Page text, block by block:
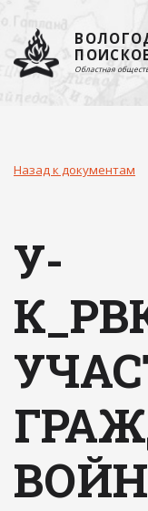
Областная
Назад к документам
У-